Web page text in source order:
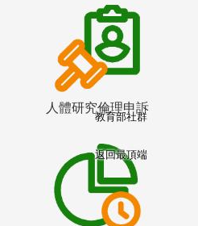
人體研究倫理申訴
教育部社群
返回最頂端